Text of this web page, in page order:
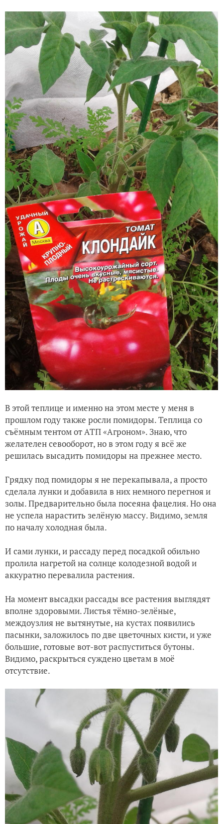
В этой теплице и именно на этом месте у меня в
прошлом году также росли помидоры. Теплица со
съёмным тентом от АТП «Агроном». Знаю, что
желателен севооборот, но в этом году я всё же
решилась высадить помидоры на прежнее место.
Грядку под помидоры я не перекапывала, а просто
сделала лунки и добавила в них немного перегноя и
золы. Предварительно была посеяна фацелия. Но она
не успела нарастить зелёную массу. Видимо, земля
по началу холодная была.
И сами лунки, и рассаду перед посадкой обильно
пролила нагретой на солнце колодезной водой и
аккуратно перевалила растения.
На момент высадки рассады все растения выглядят
вполне здоровыми. Листья тёмно-зелёные,
междоузлия не вытянутые, на кустах появились
пасынки, заложилось по две цветочных кисти, и уже
большие, готовые вот-вот распуститься бутоны.
Видимо, раскрыться суждено цветам в моё
отсутствие.